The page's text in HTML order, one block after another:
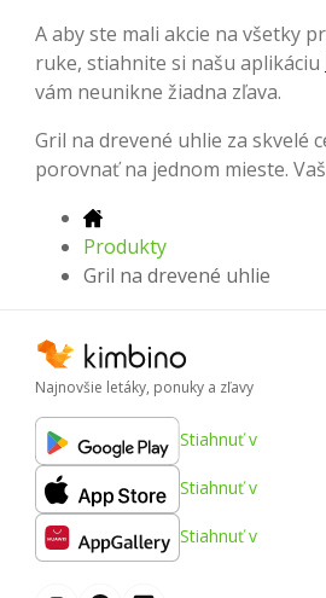
A aby ste mali akcie na všetky
ruke, stiahnite si našu aplikáciu
vám neunikne žiadna zľava.
Gril na drevené uhlie za skvelé
porovnať na jednom mieste.
Produkty
Gril na drevené uhlie
Najnovšie letáky, ponuky a zľavy
Stiahnuť v
Stiahnuť v
Stiahnuť v